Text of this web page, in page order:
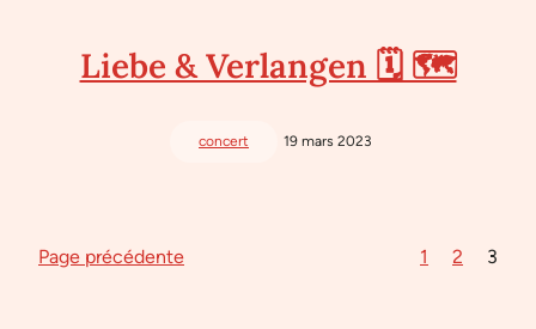
Liebe & Verlangen 🗓 🗺
concert 19 mars 2023
Page précédente 1 2 3